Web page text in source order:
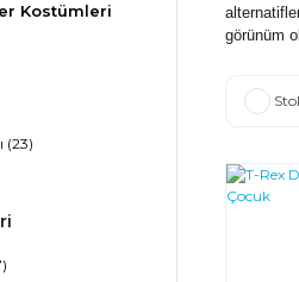
Kostümleri
(23)
görünüm